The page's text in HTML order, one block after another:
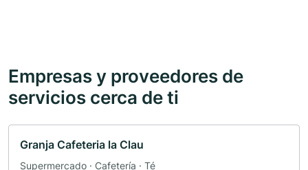
Empresas y proveedores de
servicios cerca de ti
Granja Cafeteria la Clau
Supermercado · Cafetería · Té